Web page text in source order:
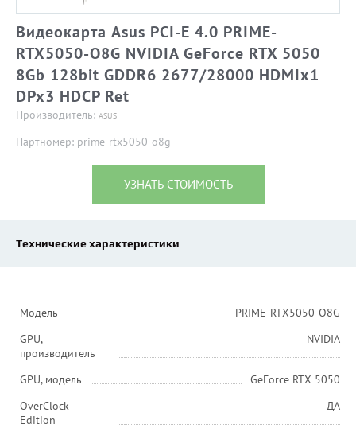
Видеокарта Asus PCI-E 4.0 PRIME-
RTX5050-O8G NVIDIA GeForce RTX 5050
8Gb 128bit GDDR6 2677/28000 HDMIx1
DPx3 HDCP Ret
Производитель: ASUS
Партномер: prime-rtx5050-o8g
УЗНАТЬ СТОИМОСТЬ
Технические характеристики
Модель
PRIME-RTX5050-O8G
GPU,
производитель
NVIDIA
GPU, модель
GeForce RTX 5050
OverClock
Edition
ДА